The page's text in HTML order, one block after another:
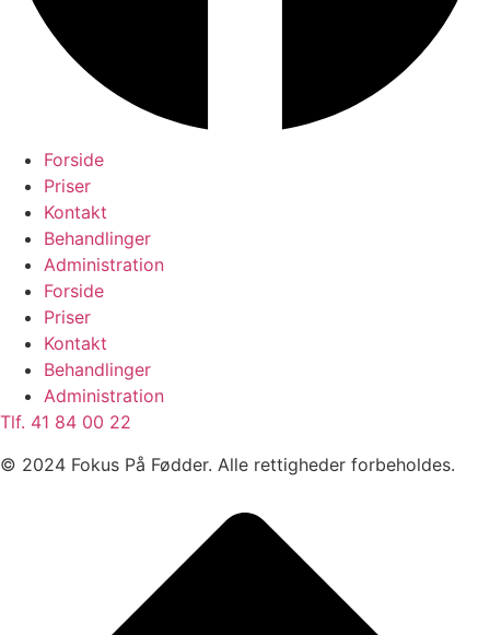
Forside
Priser
Kontakt
Behandlinger
Administration
Forside
Priser
Kontakt
Behandlinger
Administration
Tlf. 41 84 00 22​
© 2024 Fokus På Fødder. Alle rettigheder forbeholdes.